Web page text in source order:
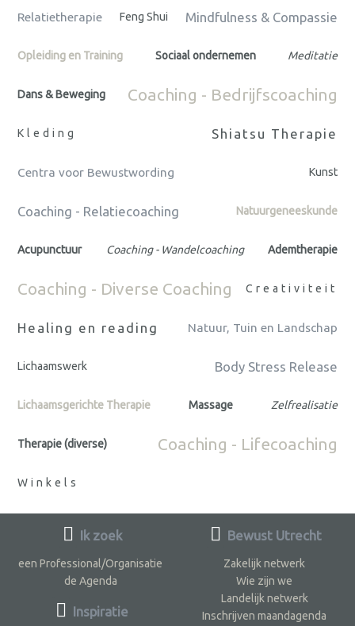
Relatietherapie Feng Shui Mindfulness & Compassie
Opleiding en Training Sociaal ondernemen Meditatie
Dans & Beweging Coaching - Bedrijfscoaching
Kleding Shiatsu Therapie
Centra voor Bewustwording Kunst
Coaching - Relatiecoaching Natuurgeneeskunde
Acupunctuur Coaching - Wandelcoaching Ademtherapie
Coaching - Diverse Coaching Creativiteit
Healing en reading Natuur, Tuin en Landschap
Lichaamswerk Body Stress Release
Lichaamsgerichte Therapie Massage Zelfrealisatie
Therapie (diverse) Coaching - Lifecoaching
Winkels
Ik zoek
een Professional/Organisatie
de Agenda
Inspiratie
Bewust Utrecht
Zakelijk netwerk
Wie zijn we
Landelijk netwerk
Inschrijven maandagenda